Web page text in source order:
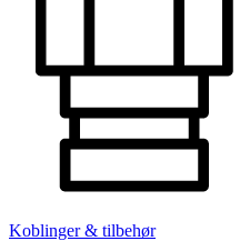
Koblinger & tilbehør